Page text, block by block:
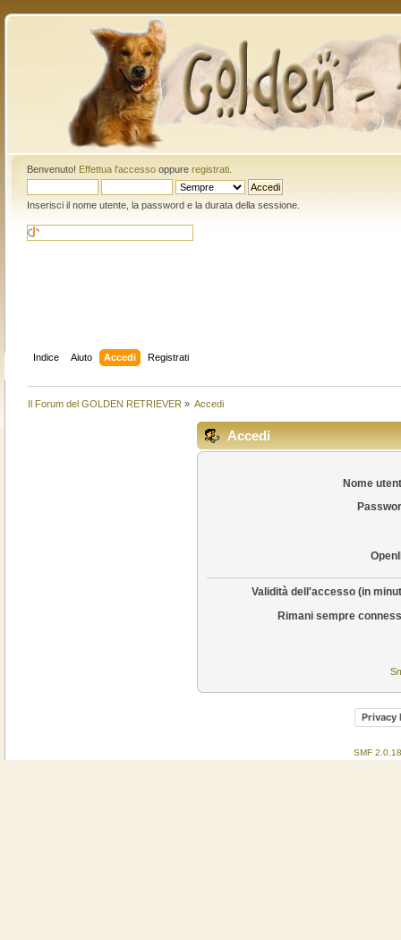
Benvenuto! Effettua l'accessooppure registrati.
Inserisci il nome utente, la password e la durata della sessione.
Indice Aiuto Accedi Registrati
Il Forum del GOLDEN RETRIEVER » Accedi
Accedi
Nome
Validità dell'accesso (in
Rimani sempre
Privacy
SMF 2.0.18